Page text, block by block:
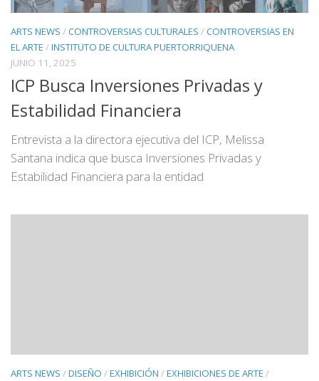
ARTS NEWS /CONTROVERSIAS CULTURALES /CONTROVERSIAS EN
EL ARTE /INSTITUTO DE CULTURA PUERTORRIQUENA
JUNIO 11, 2025
ICP Busca Inversiones Privadas y
Estabilidad Financiera
Entrevista a la directora ejecutiva del ICP, Melissa
Santana indica que busca Inversiones Privadas y
Estabilidad Financiera para la entidad
ARTS NEWS /DISEÑO /EXHIBICIÓN /EXHIBICIONES DE ARTE /